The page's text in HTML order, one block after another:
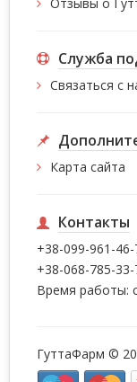
Служба
Связаться с
Карта сайта
Контакты
+38-099-961-46-
+38-068-785-33-
Время работы:
ГуттаФарм ©